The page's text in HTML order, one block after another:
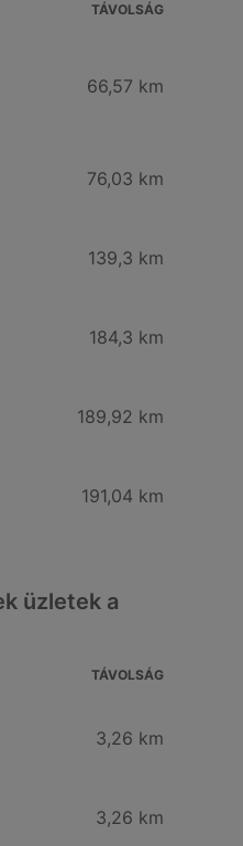
TÁVOLSÁG
66,57 km
76,03 km
139,3 km
184,3 km
189,92 km
191,04 km
üzletek a
TÁVOLSÁG
3,26 km
3,26 km